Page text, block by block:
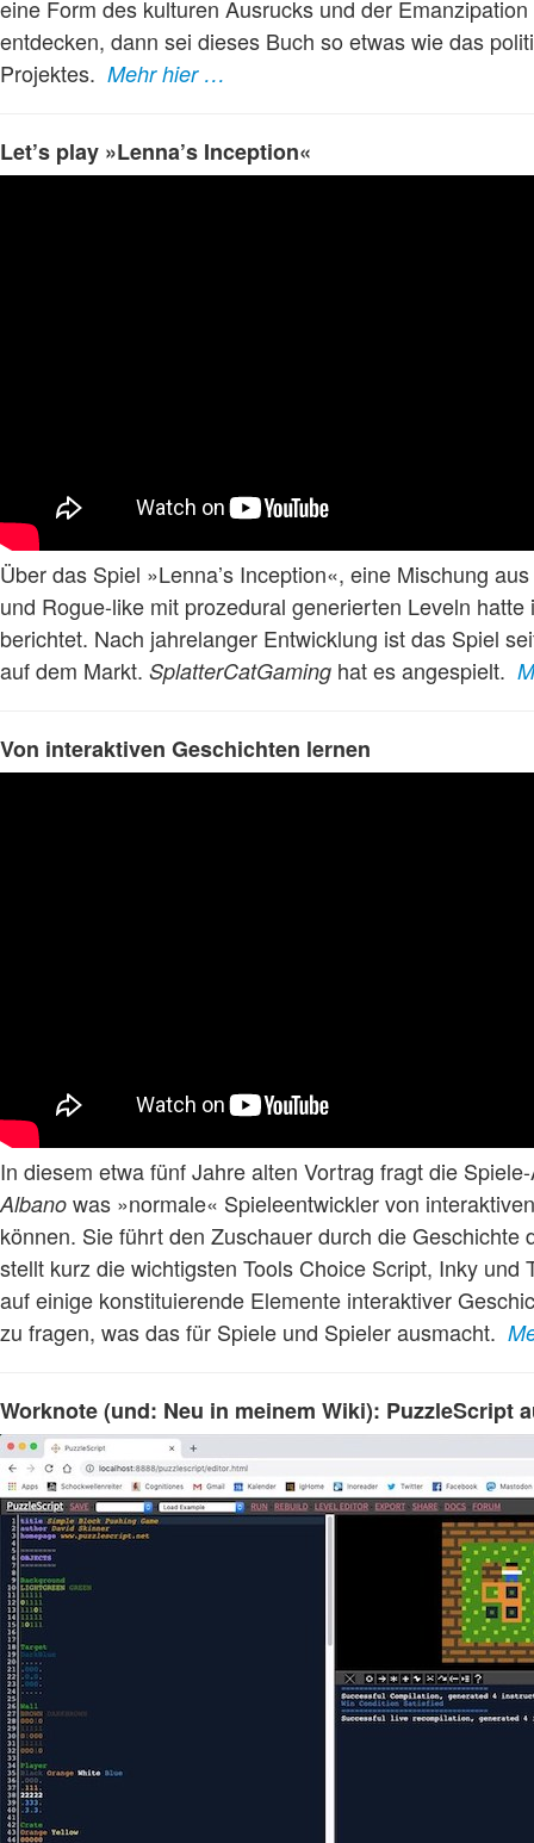
eine Form des kulturen Ausrucks und der
entdecken, dann sei dieses Buch so etwas wie das
Projektes. Mehr hier …
Let’s play »Lenna’s Inception«
Über das Spiel »Lenna’s Inception«, eine Mischung
und Rogue-like mit prozedural generierten Leveln
berichtet. Nach jahrelanger Entwicklung ist das Spiel
auf dem Markt. SplatterCatGaming hat es angespielt.
Von interaktiven Geschichten lernen
In diesem etwa fünf Jahre alten Vortrag fragt die
Albano was »normale« Spieleentwickler von
können. Sie führt den Zuschauer durch die Geschichte
stellt kurz die wichtigsten Tools Choice Script, Inky und
auf einige konstituierende Elemente interaktiver
zu fragen, was das für Spiele und Spieler ausmacht.
Worknote (und: Neu in meinem Wiki): PuzzleScript